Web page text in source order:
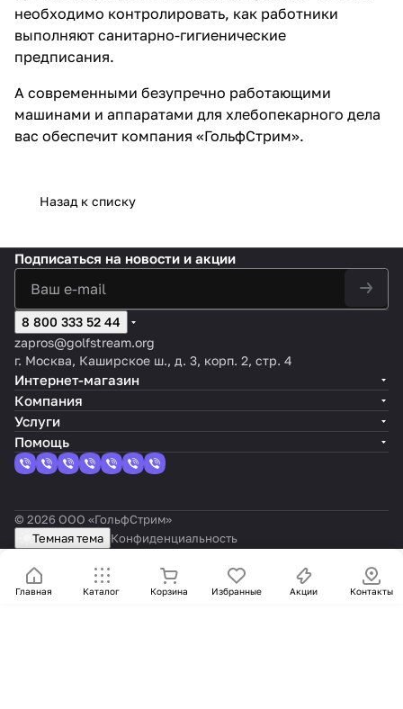
необходимо контролировать, как работники
выполняют санитарно-гигиенические
предписания.
А современными безупречно работающими
машинами и аппаратами для хлебопекарного дела
вас обеспечит компания «ГольфСтрим».
Назад к списку
Главная Каталог Корзина Избранные Акции Контакты
Подписаться на новости и акции
8 800 333 52 44
zapros@golfstream.org
г. Москва, Каширское ш., д. 3, корп. 2, стр. 4
Интернет-магазин
Компания
Услуги
Помощь
© 2026 ООО «ГольфСтрим»
Темная тема Конфиденциальность